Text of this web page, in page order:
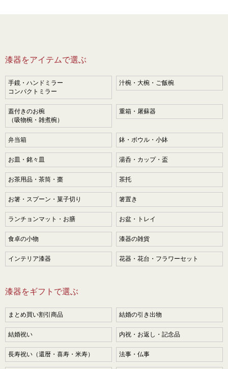
漆器をアイテムで選ぶ
手鏡・ハンドミラー
コンパクトミラー
汁椀・大椀・ご飯椀
蓋付きのお椀
（吸物椀・雑煮椀）
重箱・屠蘇器
弁当箱 鉢・ボウル・小鉢
お皿・銘々皿 湯呑・カップ・盃
お茶用品・茶筒・棗 茶托
お箸・スプーン・菓子切り 箸置き
ランチョンマット・お膳 お盆・トレイ
食卓の小物 漆器の雑貨
インテリア漆器 花器・花台・フラワーセット
漆器をギフトで選ぶ
まとめ買い割引商品 結婚の引き出物
結婚祝い 内祝・お返し・記念品
長寿祝い（還暦・喜寿・米寿） 法事・仏事